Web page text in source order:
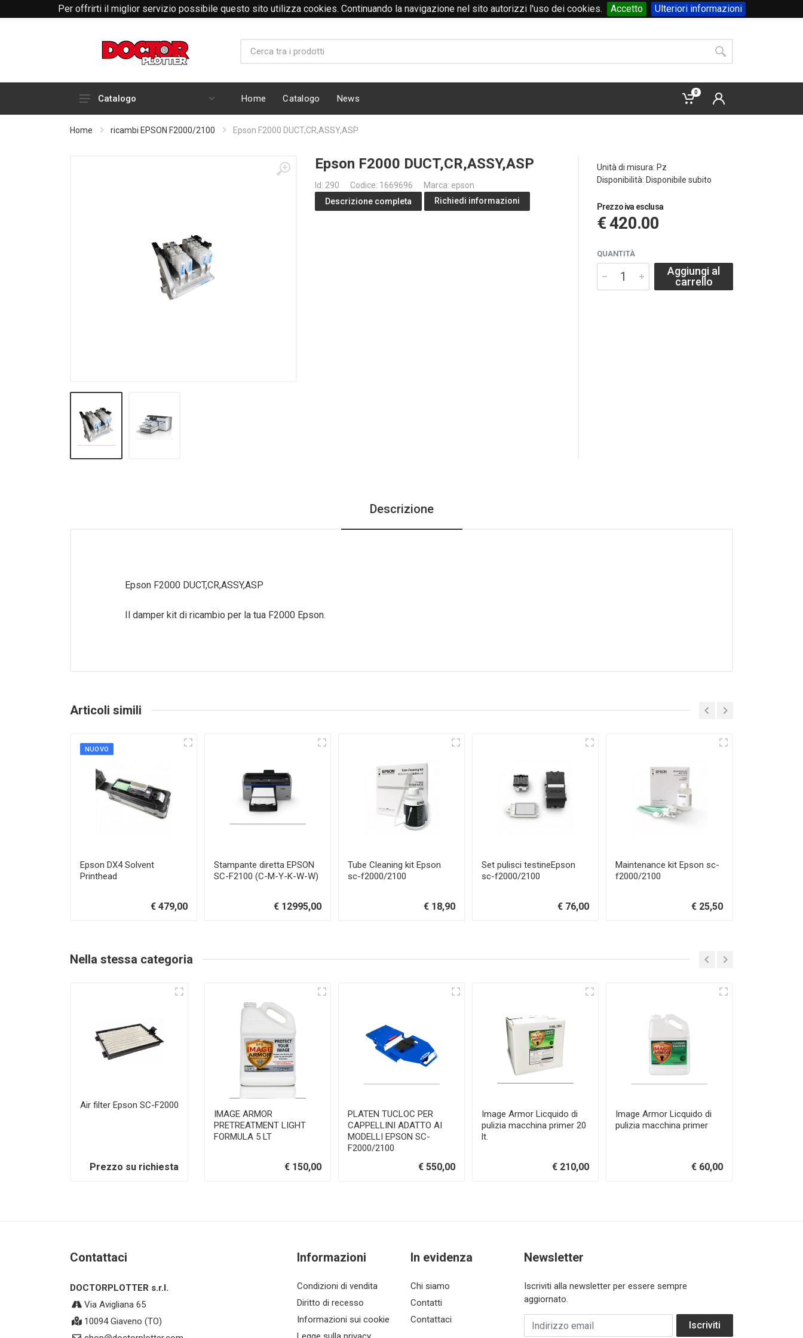
Per offrirti il miglior servizio possibile questo sito utilizza cookies. Continuando la navigazione nel sito autorizzi l'uso dei cookies. Accetto Ulteriori informazioni
Accedi oregistrati
HARDWARE
Catalogo Home Catalogo News
0
Home ricambi EPSON F2000/2100 Epson F2000 DUCT,CR,ASSY,ASP
Epson F2000 DUCT,CR,ASSY,ASP
Id: 290 Codice: 1669696
Marca: epson
Descrizione completa
Richiedi informazioni
Unità di misura: Pz
Disponibilità: Disponibile subito
Prezzo iva esclusa
€ 420.00
QUANTITÀ
Aggiungi al
carrello
Descrizione
Epson F2000 DUCT,CR,ASSY,ASP
Il damper kit di ricambio per la tua F2000 Epson.
Articoli simili
NUOVO
Epson DX4 Solvent
Printhead
€ 479,00
Stampante diretta EPSON
SC-F2100 (C-M-Y-K-W-W)
€ 12995,00
Tube Cleaning kit Epson
sc-f2000/2100
€ 18,90
Set pulisci testineEpson
sc-f2000/2100
€ 76,00
Maintenance kit Epson sc-
f2000/2100
€ 25,50
Nella stessa categoria
Air filter Epson SC-F2000
Prezzo su richiesta
IMAGE ARMOR
PRETREATMENT LIGHT
FORMULA 5 LT
€ 150,00
PLATEN TUCLOC PER
CAPPELLINI ADATTO AI
MODELLI EPSON SC-
F2000/2100
€ 550,00
Image Armor Licquido di
pulizia macchina primer 20
lt.
€ 210,00
Image Armor Licquido di
pulizia macchina primer
€ 60,00
Contattaci
DOCTORPLOTTER s.r.l.
Via Avigliana 65
10094 Giaveno (TO)
Informazioni
Condizioni di vendita
Diritto di recesso
Informazioni sui cookie
In evidenza
Chi siamo
Contatti
Contattaci
Newsletter
Iscriviti alla newsletter per essere sempre
aggiornato.
Indirizzo email Iscriviti